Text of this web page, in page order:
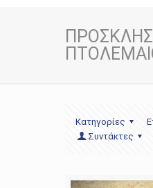
Κατηγορίες
Συντάκτες